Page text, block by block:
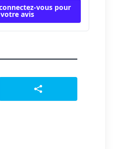
vous pour
avis